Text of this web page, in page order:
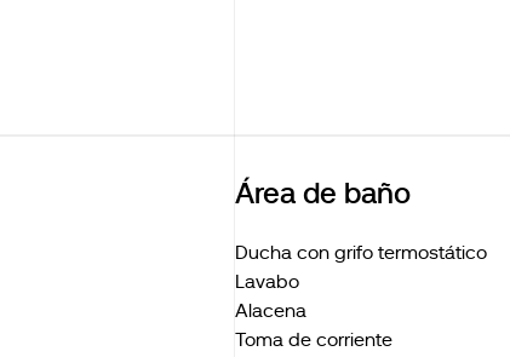
Área de baño
Ducha con grifo termostático
Lavabo
Alacena
Toma de corriente